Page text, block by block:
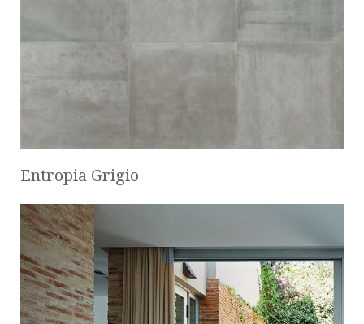
Entropia Grigio